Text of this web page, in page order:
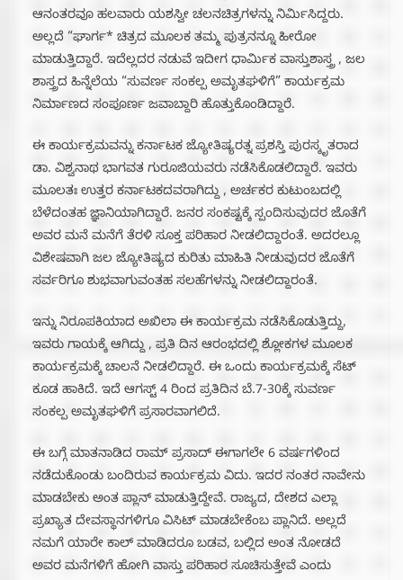
ಆನಂತರವೂ ಹಲವಾರು ಯಶಸ್ವೀ ಚಲನಚಿತ್ರಗಳನ್ನು ನಿರ್ಮಿಸಿದ್ದರು.
ಅಲ್ಲದೆ “ಘಾರ್ಗ* ಚಿತ್ರದ ಮೂಲಕ ತಮ್ಮ ಪುತ್ರನನ್ನೂ ಹೀರೋ
ಮಾಡುತ್ತಿದ್ದಾರೆ. ಇದೆಲ್ಲದರ ನಡುವೆ ಇದೀಗ ಧಾರ್ಮಿಕ ವಾಸ್ತುಶಾಸ್ತ್ರ , ಜಲ
ಶಾಸ್ತ್ರದ ಹಿನ್ನೆಲೆಯ “ಸುವರ್ಣ ಸಂಕಲ್ಪ ಅಮೃತಘಳಿಗೆ” ಕಾರ್ಯಕ್ರಮ
ನಿರ್ಮಾಣದ ಸಂಪೂರ್ಣ ಜವಾಬ್ದಾರಿ ಹೊತ್ತುಕೊಂಡಿದ್ದಾರೆ.
ಈ ಕಾರ್ಯಕ್ರಮವನ್ನು ಕರ್ನಾಟಕ ಜ್ಯೋತಿಷ್ಯರತ್ನ ಪ್ರಶಸ್ತಿ ಪುರಸ್ಕೃತರಾದ
ಡಾ. ವಿಶ್ವನಾಥ ಭಾಗವತ ಗುರೂಜಿಯವರು ನಡೆಸಿಕೊಡಲಿದ್ದಾರೆ. ಇವರು
ಮೂಲತಃ ಉತ್ತರ ಕರ್ನಾಟಕದವರಾಗಿದ್ದು , ಅರ್ಚಕರ ಕುಟುಂಬದಲ್ಲಿ
ಬೆಳೆದಂತಹ ಜ್ಞಾನಿಯಾಗಿದ್ದಾರೆ. ಜನರ ಸಂಕಷ್ಟಕ್ಕೆ ಸ್ಪಂದಿಸುವುದರ ಜೊತೆಗೆ
ಅವರ ಮನೆ ಮನೆಗೆ ತೆರಳಿ ಸೂಕ್ತ ಪರಿಹಾರ ನೀಡಲಿದ್ದಾರಂತೆ. ಅದರಲ್ಲೂ
ವಿಶೇಷವಾಗಿ ಜಲ ಜ್ಯೋತಿಷ್ಯದ ಕುರಿತು ಮಾಹಿತಿ ನೀಡುವುದರ ಜೊತೆಗೆ
ಸರ್ವರಿಗೂ ಶುಭವಾಗುವಂತಹ ಸಲಹೆಗಳನ್ನು ನೀಡಲಿದ್ದಾರಂತೆ.
ಇನ್ನು ನಿರೂಪಕಿಯಾದ ಅಖಿಲಾ ಈ ಕಾರ್ಯಕ್ರಮ ನಡೆಸಿಕೊಡುತ್ತಿದ್ದು,
ಇವರು ಗಾಯಕ್ಕೆ ಆಗಿದ್ದು , ಪ್ರತಿ ದಿನ ಆರಂಭದಲ್ಲಿ ಶ್ಲೋಕಗಳ ಮೂಲಕ
ಕಾರ್ಯಕ್ರಮಕ್ಕೆ ಚಾಲನೆ ನೀಡಲಿದ್ದಾರೆ. ಈ ಒಂದು ಕಾರ್ಯಕ್ರಮಕ್ಕೆ ಸೆಟ್
ಕೂಡ ಹಾಕಿದೆ. ಇದೆ ಆಗಸ್ಟ್ 4 ರಿಂದ ಪ್ರತಿದಿನ ಬೆ.7-30ಕ್ಕೆ ಸುವರ್ಣ
ಸಂಕಲ್ಪ ಅಮೃತಘಳಿಗೆ ಪ್ರಸಾರವಾಗಲಿದೆ.
ಈ ಬಗ್ಗೆ ಮಾತನಾಡಿದ ರಾಮ್ ಪ್ರಸಾದ್ ಈಗಾಗಲೇ 6 ವರ್ಷಗಳಿಂದ
ನಡೆದುಕೊಂಡು ಬಂದಿರುವ ಕಾರ್ಯಕ್ರಮ ವಿದು. ಇದರ ನಂತರ ನಾವೇನು
ಮಾಡಬೇಕು ಅಂತ ಪ್ಲಾನ್ ಮಾಡುತ್ತಿದ್ದೇವೆ. ರಾಜ್ಯದ, ದೇಶದ ಎಲ್ಲಾ
ಪ್ರಖ್ಯಾತ ದೇವಸ್ಥಾನಗಳಿಗೂ ವಿಸಿಟ್ ಮಾಡಬೇಕೆಂಬ ಪ್ಲಾನಿದೆ. ಅಲ್ಲದೆ
ನಮಗೆ ಯಾರೇ ಕಾಲ್ ಮಾಡಿದರೂ ಬಡವ, ಬಲ್ಲಿದ ಅಂತ ನೋಡದೆ
ಅವರ ಮನೆಗಳಿಗೆ ಹೋಗಿ ವಾಸ್ತು ಪರಿಹಾರ ಸೂಚಿಸುತ್ತೇವೆ ಎಂದು